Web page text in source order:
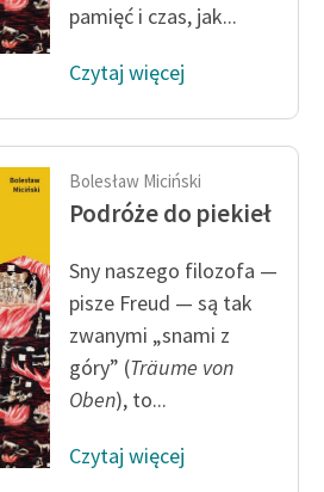
pamięć i czas, jak...
Czytaj więcej
Bolesław Miciński
Podróże do piekieł
Sny naszego filozofa —
pisze Freud — są tak
zwanymi „snami z
góry” (Träume von
Oben), to...
Czytaj więcej